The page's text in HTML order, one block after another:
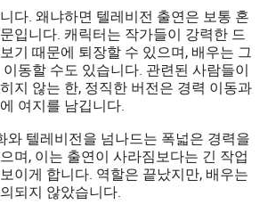
다. 왜냐하면 텔레비전 출연은 보통 혼
입니다. 캐릭터는 작가들이 강력한 드
기 때문에 퇴장할 수 있으며, 배우는 그
동할 수도 있습니다. 관련된 사람들이
지 않는 한, 정직한 버전은 경력 이동과
여지를 남깁니다.
와 텔레비전을 넘나드는 폭넓은 경력을
며, 이는 출연이 사라짐보다는 긴 작업
이게 합니다. 역할은 끝났지만, 배우는
되지 않았습니다.